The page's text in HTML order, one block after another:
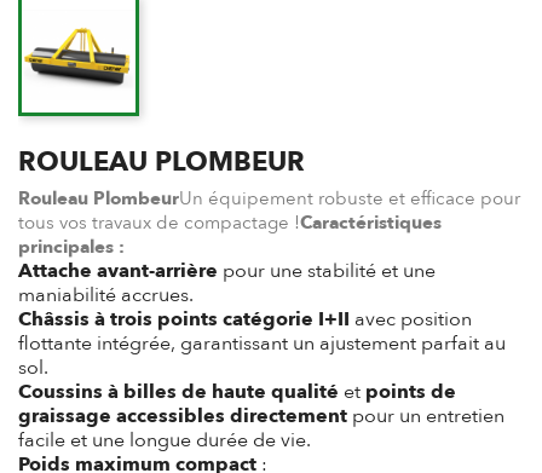
ROULEAU PLOMBEUR
Rouleau PlombeurUn équipement robuste et efficace pour
tous vos travaux de compactage !Caractéristiques
principales :
Attache avant-arrière pour une stabilité et une
maniabilité accrues.
Châssis à trois points catégorie I+II avec position
flottante intégrée, garantissant un ajustement parfait au
sol.
Coussins à billes de haute qualité et points de
graissage accessibles directement pour un entretien
facile et une longue durée de vie.
Poids maximum compact :